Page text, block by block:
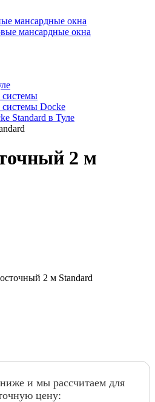
мансардные окна
мансардные окна
системы
Docke
Standard в Туле
2 м
и мы рассчитаем для
цену: